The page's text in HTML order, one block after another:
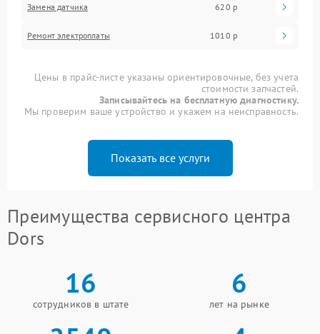
Замена датчика 620 р
Ремонт электроплаты 1010 р
Цены в прайс-листе указаны ориентировочные, без учета
стоимости запчастей.
Записывайтесь на бесплатную диагностику.
Мы проверим ваше устройство и укажем на неисправность.
Показать все услуги
Преимущества сервисного центра
Dors
16
сотрудников в штате
6
лет на рынке